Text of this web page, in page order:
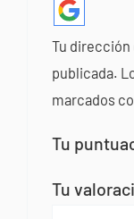
Tu
publicada.
marcados
Tu
Tu